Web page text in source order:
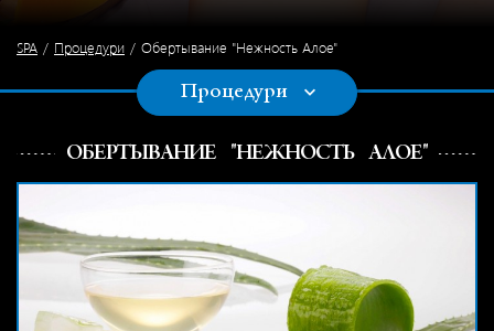
SPA Процедури Обертывание "Нежность Алое"
Процедури
ОБЕРТЫВАНИЕ "НЕЖНОСТЬ АЛОЕ"